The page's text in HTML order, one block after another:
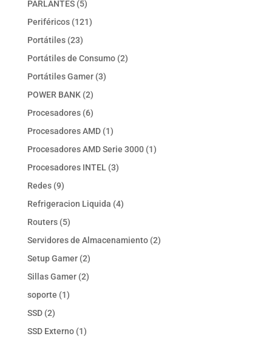
PARLANTES 55
productos
Periféricos 121121
Portátiles 2323
productos
Portátiles de Consumo 22
Portátiles Gamer 33
POWER BANK 22
productos
Procesadores 66
productos
Procesadores AMD 11
producto
Procesadores AMD Serie 3000 11
Procesadores INTEL 33
Redes 99
productos
Refrigeracion Liquida 44
Routers 55
productos
Servidores de Almacenamiento 22
Setup Gamer 22
productos
Sillas Gamer 22
soporte 11
SSD 22
productos
SSD Externo 11